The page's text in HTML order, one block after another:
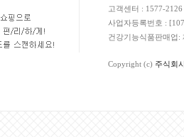
고객센터 : 1577-
사업자등록번호 :
건강기능식품판매업:
Copyright (c) 주식회